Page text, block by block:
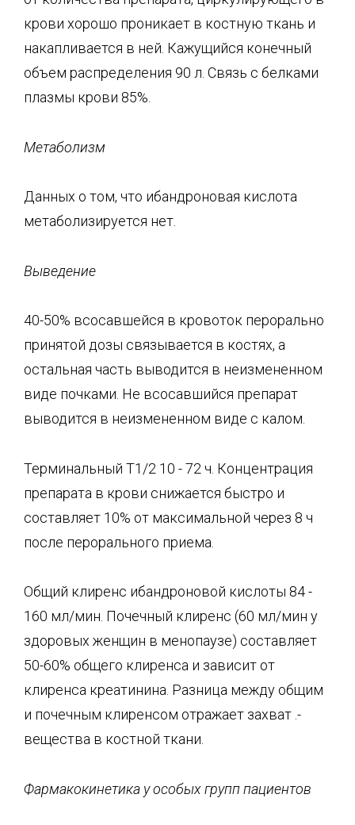
крови хорошо проникает в костную ткань и
накапливается в ней. Кажущийся конечный
объем распределения 90 л. Связь с белками
плазмы крови 85%.
Метаболизм
Данных о том, что ибандроновая кислота
метаболизируется нет.
Выведение
40-50% всосавшейся в кровоток перорально
принятой дозы связывается в костях, а
остальная часть выводится в неизмененном
виде почками. Не всосавшийся препарат
выводится в неизмененном виде с калом.
Терминальный Т1/2 10 - 72 ч. Концентрация
препарата в крови снижается быстро и
составляет 10% от максимальной через 8 ч
после перорального приема.
Общий клиренс ибандроновой кислоты 84 -
160 мл/мин. Почечный клиренс (60 мл/мин у
здоровых женщин в менопаузе) составляет
50-60% общего клиренса и зависит от
клиренса креатинина. Разница между общим
и почечным клиренсом отражает захват .-
вещества в костной ткани.
Фармакокинетика у особых групп пациентов